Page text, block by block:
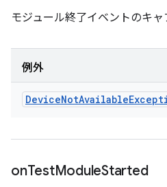
モジュール終了イベントのキャ
例外
DeviceNotAvailable
onTestModuleStarted